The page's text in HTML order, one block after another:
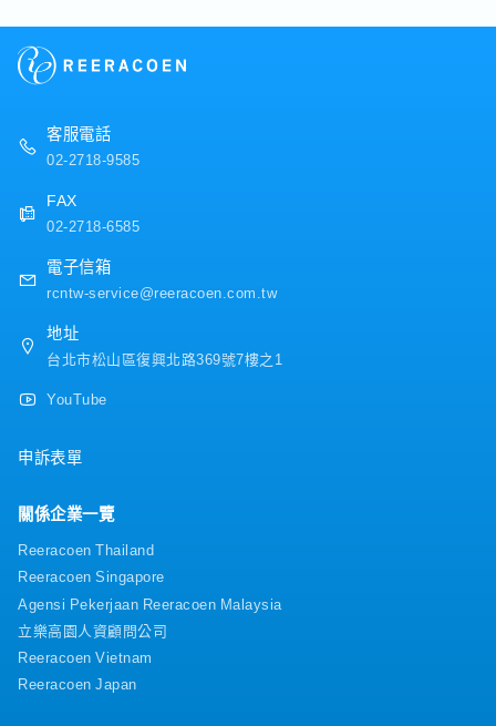
本後台操作2.人資支援（40%）・協助每月員工出勤
資料確認與審核，包括上下班紀錄、請假申請及加班
時數・協助新進與離職流程，包含文件準備與 HR 系
選與面試安排・支援員工活動與訓練計畫的舉辦，如
尾牙、講座、健康檢查等【魅力】・位在交通便利的
十分有意義的工作！【組織】・台灣據點：30位・隸
屬部門：台北 管理部
【公司福利】
・獎金：基本1個月 (視公司營運及個人績效)
・結婚禮金：2000元
・人事考評：一年1次
・健康檢查
客服電話
02-2718-9585
FAX
02-2718-6585
電子信箱
rcntw-service@reeracoen.com.tw
地址
台北市松山區復興北路369號7樓之1
YouTube
申訴表單
關係企業一覽
Reeracoen Thailand
Reeracoen Singapore
Agensi Pekerjaan Reeracoen Malaysia
立樂高園人資顧問公司
Reeracoen Vietnam
Reeracoen Japan